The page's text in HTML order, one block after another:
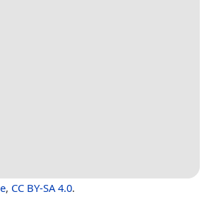
, CC BY-SA 4.0.